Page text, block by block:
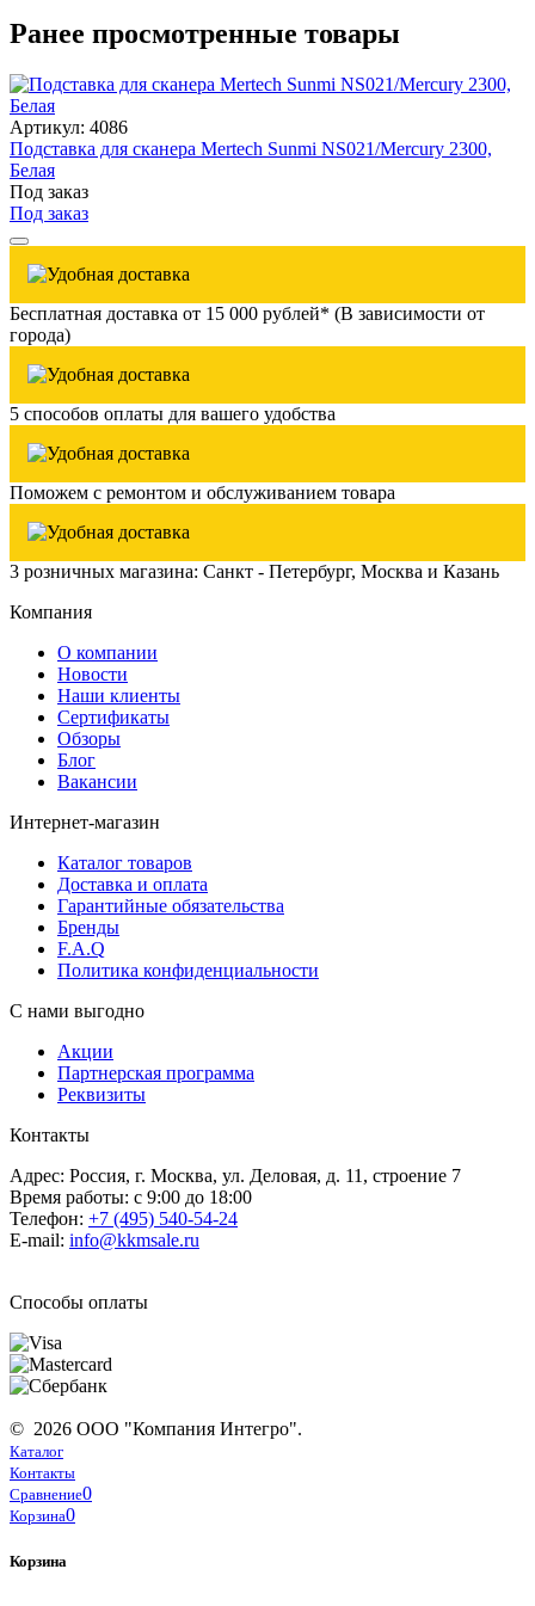
Ранее просмотренные товары
Артикул: 4086
Подставка для сканера Mertech Sunmi NS021/Mercury 2300,
Белая
Под заказ
Под заказ
Бесплатная доставка от 15 000 рублей* (В зависимости от
города)
5 способов оплаты для вашего удобства
Поможем с ремонтом и обслуживанием товара
3 розничных магазина: Санкт - Петербург, Москва и Казань
Компания
О компании
Новости
Наши клиенты
Сертификаты
Обзоры
Блог
Вакансии
Интернет-магазин
Каталог товаров
Доставка и оплата
Гарантийные обязательства
Бренды
F.A.Q
Политика конфиденциальности
С нами выгодно
Акции
Партнерская программа
Реквизиты
Контакты
Адрес: Россия, г. Москва, ул. Деловая, д. 11, строение 7
Время работы: с 9:00 до 18:00
Телефон: +7 (495) 540-54-24
E-mail: info@kkmsale.ru
Способы оплаты
© 2026 ООО "Компания Интегро".
Каталог
Контакты
Сравнение0
Корзина0
Корзина